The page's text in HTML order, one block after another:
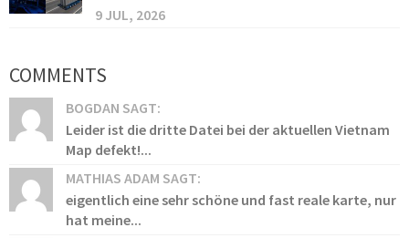
9 JUL, 2026
COMMENTS
BOGDAN SAGT:
Leider ist die dritte Datei bei der aktuellen Vietnam
Map defekt!...
MATHIAS ADAM SAGT:
eigentlich eine sehr schöne und fast reale karte, nur
hat meine...